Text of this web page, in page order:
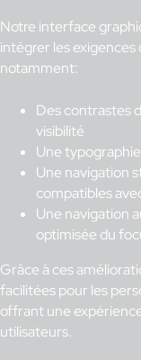
Notre interface
intégrer les exigences
notamment:
Des contrastes
visibilité
Une
Une navigation
compatibles
Une navigation
optimisée du
Grâce à ces
facilitées pour les
offrant une
utilisateurs.